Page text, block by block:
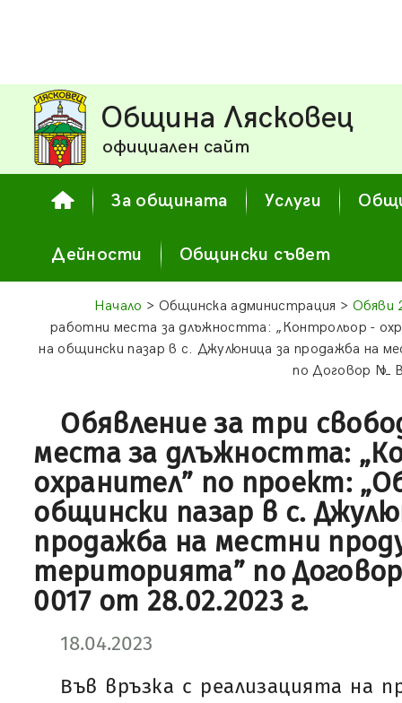
Община Лясковец
официален сайт
За общината Услуги
Дейности Общински съвет
Начало > Общинска администрация > Обяви
работни места за длъжността: „Контрольор -
на общински пазар в с. Джулюница за продажба на
по Договор №
Обявление за три
места за длъжността:
охранител” по проект:
общински пазар в с.
продажба на местни
територията” по
0017 от 28.02.2023 г.
18.04.2023
Във връзка с реализацията на